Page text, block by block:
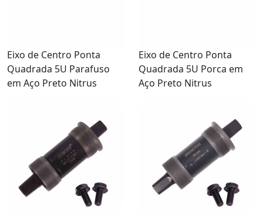
Eixo de Centro Ponta
Quadrada 5U Parafuso
em Aço Preto Nitrus
Eixo de Centro Ponta
Quadrada 5U Porca em
Aço Preto Nitrus